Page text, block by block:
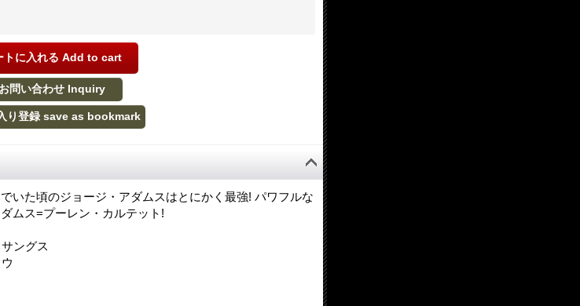
いた頃のジョージ・アダムスはとにかく最強! パワフルな
ムス=プーレン・カルテット!
ングス